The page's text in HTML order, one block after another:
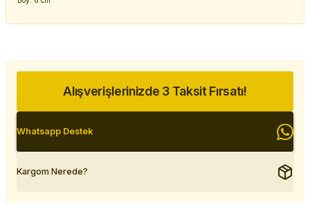
Alışverişlerinizde 3 Taksit Fırsatı!
Whatsapp Destek
Kargom Nerede?